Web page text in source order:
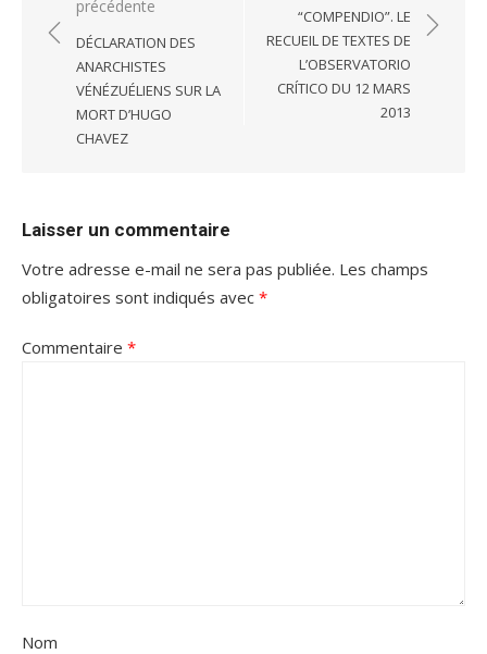
l’article
précédente
DÉCLARATION DES
ANARCHISTES
VÉNÉZUÉLIENS SUR LA
MORT D’HUGO
CHAVEZ
“COMPENDIO”. LE
RECUEIL DE TEXTES DE
L’OBSERVATORIO
CRÍTICO DU 12 MARS
2013
Laisser un commentaire
Votre adresse e-mail ne sera pas publiée. Les champs
obligatoires sont indiqués avec *
Commentaire *
Nom